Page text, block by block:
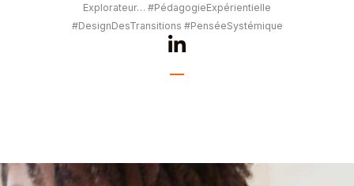
Explorateur… #PédagogieExpérientielle
#DesignDesTransitions #PenséeSystémique
L
n
i